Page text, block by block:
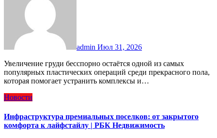
admin Июл 31, 2026
Увеличение груди бесспорно остаётся одной из самых
популярных пластических операций среди прекрасного пола,
которая помогает устранить комплексы и…
Новости
Инфраструктура премиальных поселков: от закрытого
комфорта к лайфстайлу | РБК Недвижимость